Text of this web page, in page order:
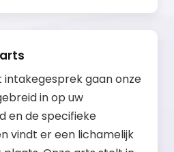
intakegesprek gaan onze
in op uw
en de specifieke
vindt er een lichamelijk